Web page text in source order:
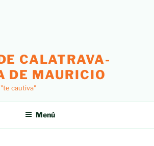
CALATRAVA-
DE MAURICIO
cautiva"
Menú